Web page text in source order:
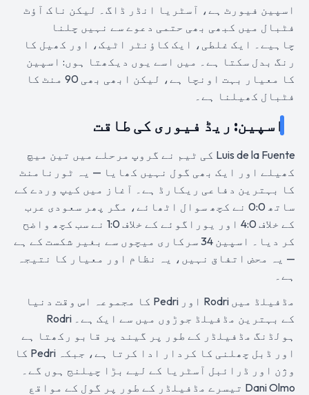
اسپین فیورٹ ہے، آسٹریا انڈر ڈاگ۔ لیکن ناک آؤٹ
فٹبال میں کبھی بھی حتمی دعوے سے نہیں چلنا
چاہیے۔ ایک غلطی، ایک کاؤنٹر اٹیک، اور کھیل کا
رنگ بدل سکتا ہے۔ میں اسے یوں دیکھتا ہوں: اسپین
کا معیار بہت اونچا ہے، لیکن ابھی بھی 90 منٹ کا
فٹبال کھیلنا ہے۔
اسپین: ریڈ فیوری کی طاقت
Luis de la Fuente کی ٹیم نے گروپ مرحلے میں تین میچ
کھیلے اور ایک بھی گول نہیں کھایا — یہ ٹورنامنٹ
کا بہترین دفاعی ریکارڈ ہے۔ آغاز میں کیپ وردے کے
ساتھ 0:0 نے کچھ سوال اٹھائے، مگر پھر سعودی عرب
کے خلاف 4:0 اور یوراگوئے کے خلاف 1:0 نے سب کچھ واضح
کر دیا۔ اسپین 34 سرکاری میچوں سے بغیر شکست کے ہے
— یہ محض اتفاق نہیں، یہ نظام اور معیار کا نتیجہ
ہے۔
مڈفیلڈ میں Rodri اور Pedri کا مجموعہ اس وقت دنیا
کے بہترین مڈفیلڈ جوڑوں میں سے ایک ہے۔ Rodri
ہولڈنگ مڈفیلڈر کے طور پر گیند پر قابو رکھتا ہے
اور ڈبل چھلنی کا کردار ادا کرتا ہے، جبکہ Pedri کا
وژن اور ڈرائبل آسٹریا کے لیے بڑا چیلنج ہوں گے۔
Dani Olmo تیسرے مڈفیلڈر کے طور پر گول کے مواقع